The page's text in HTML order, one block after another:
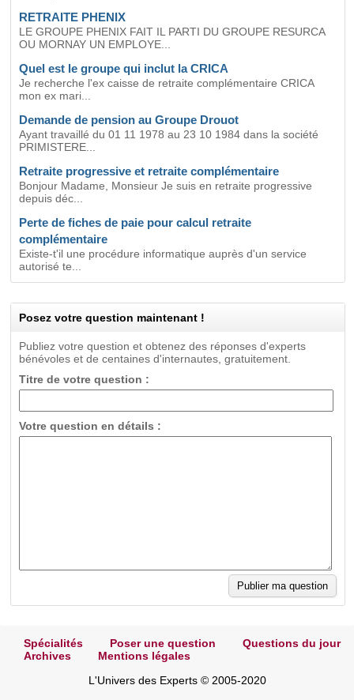
RETRAITE PHENIX
LE GROUPE PHENIX FAIT IL PARTI DU GROUPE RESURCA
OU MORNAY UN EMPLOYE...
Quel est le groupe qui inclut la CRICA
Je recherche l'ex caisse de retraite complémentaire CRICA
mon ex mari...
Demande de pension au Groupe Drouot
Ayant travaillé du 01 11 1978 au 23 10 1984 dans la société
PRIMISTERE...
Retraite progressive et retraite complémentaire
Bonjour Madame, Monsieur Je suis en retraite progressive
depuis déc...
Perte de fiches de paie pour calcul retraite
complémentaire
Existe-t'il une procédure informatique auprès d'un service
autorisé te...
Posez votre question maintenant !
Publiez votre question et obtenez des réponses d'experts
bénévoles et de centaines d'internautes, gratuitement.
Titre de votre question :
Votre question en détails :
Spécialités Poser une question
Questions du jour
Archives
Mentions légales
L'Univers des Experts © 2005-2020